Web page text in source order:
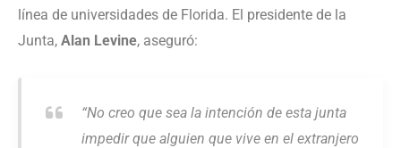
línea de universidades de Florida. El presidente de la
Junta, Alan Levine, aseguró:
“No creo que sea la intención de esta junta
impedir que alguien que vive en el extranjero